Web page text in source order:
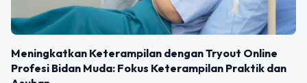
Meningkatkan Keterampilan dengan Tryout Online
Profesi Bidan Muda: Fokus Keterampilan Praktik dan